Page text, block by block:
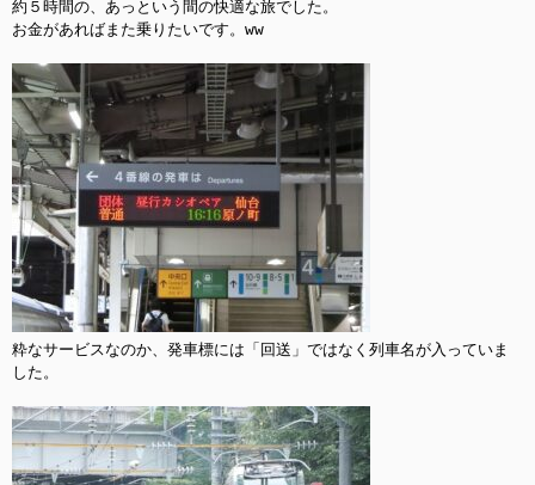
約５時間の、あっという間の快適な旅でした。
お金があればまた乗りたいです。ww
粋なサービスなのか、発車標には「回送」ではなく列車名が入っていま
した。